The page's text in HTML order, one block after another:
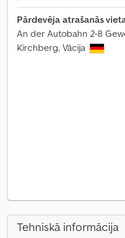
Pārdevēja atrašanās
An der Autobahn 2-8
Kirchberg, Vācija
Tehniskā informācija